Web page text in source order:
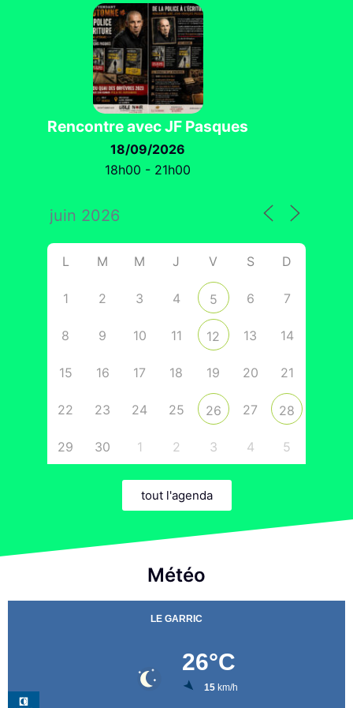
Rencontre avec JF Pasques
18/09/2026
18h00 - 21h00
L M M J V S D
1 2 3 4 5 6 7
8 9 10 11 12 13 14
15 16 17 18 19 20 21
22 23 24 25 26 27 28
29 30 1 2 3 4 5
tout l'agenda
Météo